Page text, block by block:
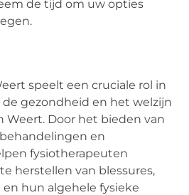
de tijd om uw opties
speelt een cruciale rol in
gezondheid en het welzijn
Weert. Door het bieden van
en
fysiotherapeuten
herstellen van blessures,
hun algehele fysieke